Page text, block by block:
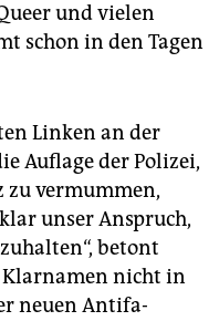
und vielen
schon in den Tagen
Linken an der
Auflage der Polizei,
zu vermummen,
unser Anspruch,
betont
Klarnamen nicht in
neuen Antifa-